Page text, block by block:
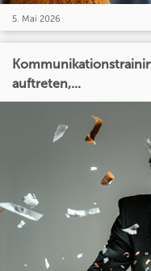
5. Mai 2026
auftreten,...